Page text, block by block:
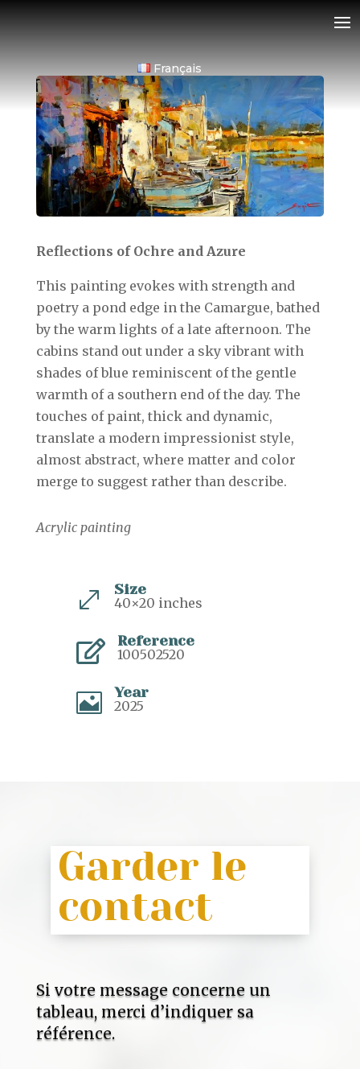
Français
Reflections of Ochre and Azure
This painting evokes with strength and
poetry a pond edge in the Camargue, bathed
by the warm lights of a late afternoon. The
cabins stand out under a sky vibrant with
shades of blue reminiscent of the gentle
warmth of a southern end of the day. The
touches of paint, thick and dynamic,
translate a modern impressionist style,
almost abstract, where matter and color
merge to suggest rather than describe.
Acrylic painting
.
Size
40×20 inches

Reference
100502520

Year
2025
Garder le
contact
Si votre message concerne un
tableau, merci d’indiquer sa
référence.